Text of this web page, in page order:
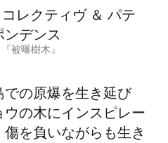
『被曝樹木』
での原爆を生き 延び
の木にインスピレー
を負いながらも生き